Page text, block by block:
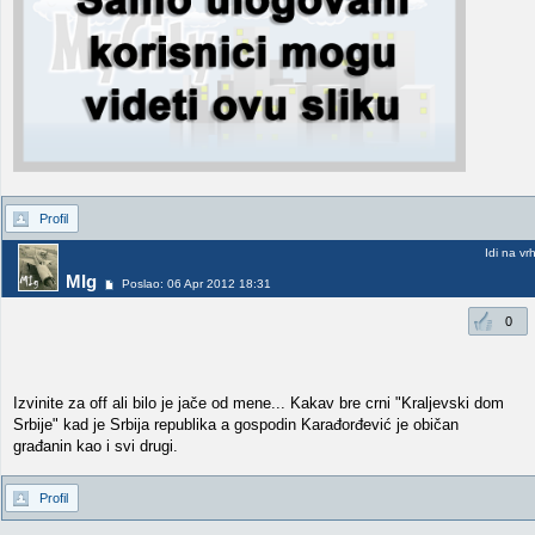
Profil
MIg Poslao: 06 Apr 2012 18:31
Idi na vrh
0
Izvinite za off ali bilo je jače od mene... Kakav bre crni "Kraljevski dom
Srbije" kad je Srbija republika a gospodin Karađorđević je običan
građanin kao i svi drugi.
Profil